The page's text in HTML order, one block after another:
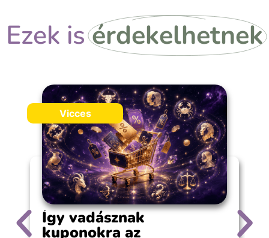
Ezek is érdekelhetnek
Vicces
Így vadásznak
kuponokra az